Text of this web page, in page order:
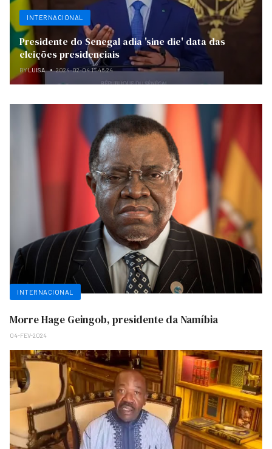
INTERNACIONAL
Presidente do Senegal adia 'sine die' data das
eleições presidenciais
BYLUISA 2024-02-04 11:46:24
INTERNACIONAL
Morre Hage Geingob, presidente da Namíbia
04-FEV-2024